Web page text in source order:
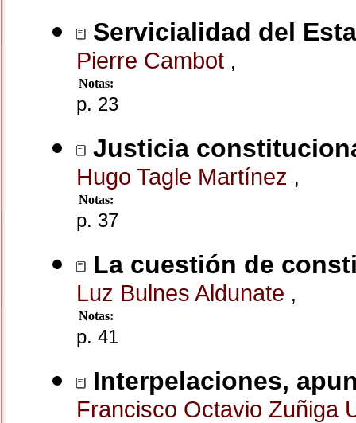
Servicialidad del
Pierre Cambot ,
Notas:
p. 23
Justicia
Hugo Tagle Martínez ,
Notas:
p. 37
La cuestión de
Luz Bulnes Aldunate ,
Notas:
p. 41
Interpelaciones,
Francisco Octavio Zuñiga